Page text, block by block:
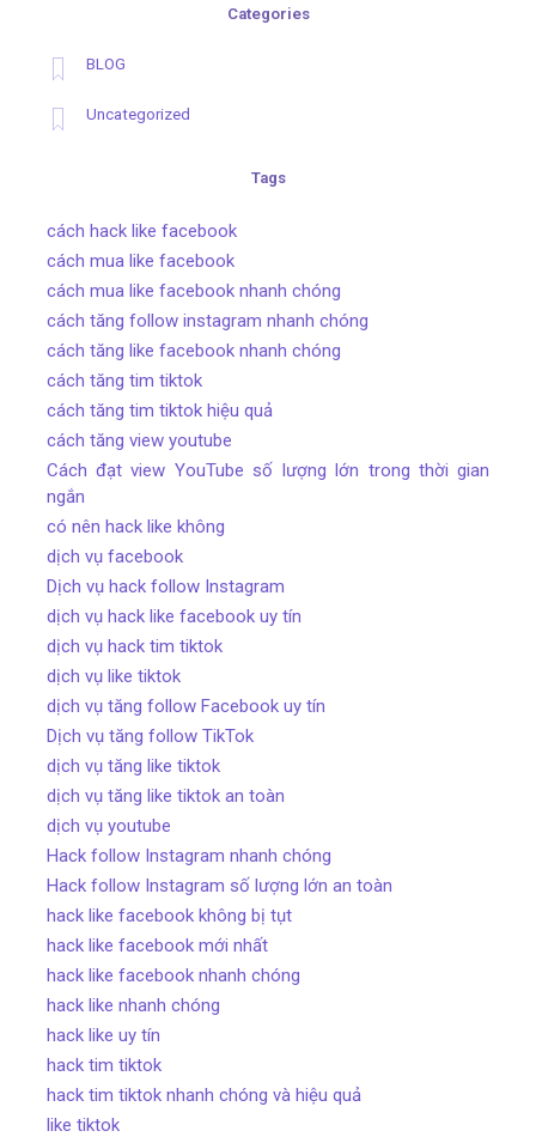
Categories
BLOG
Uncategorized
Tags
cách hack like facebook
cách mua like facebook
cách mua like facebook nhanh chóng
cách tăng follow instagram nhanh chóng
cách tăng like facebook nhanh chóng
cách tăng tim tiktok
cách tăng tim tiktok hiệu quả
cách tăng view youtube
Cách đạt view YouTube số lượng lớn trong thời gian
ngắn
có nên hack like không
dịch vụ facebook
Dịch vụ hack follow Instagram
dịch vụ hack like facebook uy tín
dịch vụ hack tim tiktok
dịch vụ like tiktok
dịch vụ tăng follow Facebook uy tín
Dịch vụ tăng follow TikTok
dịch vụ tăng like tiktok
dịch vụ tăng like tiktok an toàn
dịch vụ youtube
Hack follow Instagram nhanh chóng
Hack follow Instagram số lượng lớn an toàn
hack like facebook không bị tụt
hack like facebook mới nhất
hack like facebook nhanh chóng
hack like nhanh chóng
hack like uy tín
hack tim tiktok
hack tim tiktok nhanh chóng và hiệu quả
like tiktok